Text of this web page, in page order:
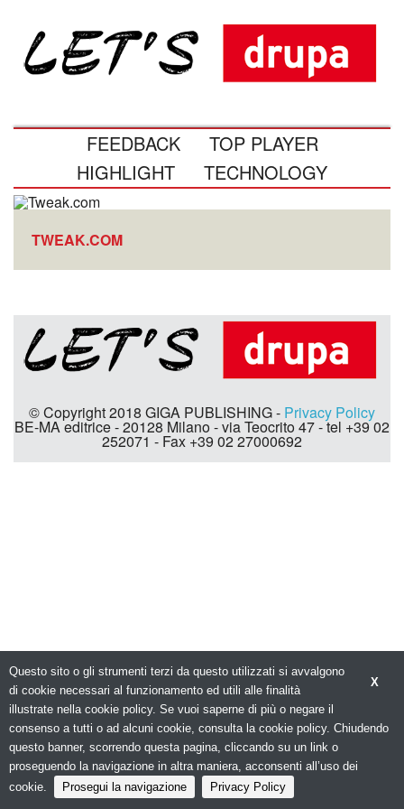
FEEDBACK
TOP PLAYER
HIGHLIGHT
TECHNOLOGY
TWEAK.COM
© Copyright 2018 GIGA PUBLISHING - Privacy Policy
BE-MA editrice - 20128 Milano - via Teocrito 47 - tel +39 02
252071 - Fax +39 02 27000692
X
Questo sito o gli strumenti terzi da questo utilizzati si avvalgono
di cookie necessari al funzionamento ed utili alle finalità
illustrate nella cookie policy. Se vuoi saperne di più o negare il
consenso a tutti o ad alcuni cookie, consulta la cookie policy. Chiudendo
questo banner, scorrendo questa pagina, cliccando su un link o
proseguendo la navigazione in altra maniera, acconsenti all’uso dei
cookie.
Prosegui la navigazione Privacy Policy